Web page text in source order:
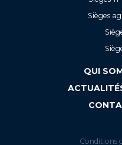
Sièges
QUI
Conditions